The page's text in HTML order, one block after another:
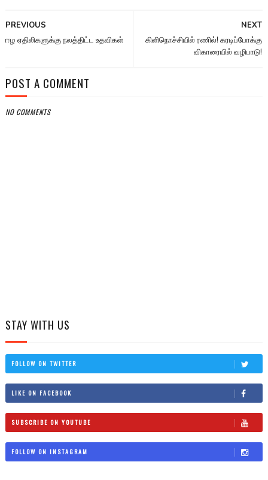
NEXT
கிளிநொச்சியில் ரணில்! கரடிப்போக்கு
விகாரையில் வழிபாடு!
PREVIOUS
ஈழ ஏதிலிகளுக்கு நலத்திட்ட உதவிகள்
POST A COMMENT
NO COMMENTS
STAY WITH US
FOLLOW ON TWITTER
LIKE ON FACEBOOK
SUBSCRIBE ON YOUTUBE
FOLLOW ON INSTAGRAM